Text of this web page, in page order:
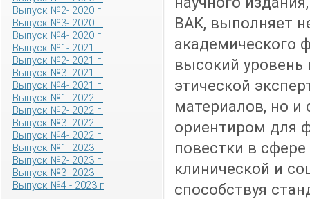
Выпуск №2- 2020 г.
Выпуск №3- 2020 г.
Выпуск №4- 2020 г.
Выпуск №1- 2021 г.
Выпуск №2- 2021 г.
Выпуск №3- 2021 г.
Выпуск №4- 2021 г.
Выпуск №1- 2022 г.
Выпуск №2- 2022 г.
Выпуск №3- 2022 г.
Выпуск №4- 2022 г.
Выпуск №1- 2023 г.
Выпуск №2- 2023 г.
Выпуск №3- 2023 г.
Выпуск №4 - 2023 г
ВАК, выполняет
академического
высокий уровень
этической
материалов, но
ориентиром для
повестки в
клинической и
способствуя